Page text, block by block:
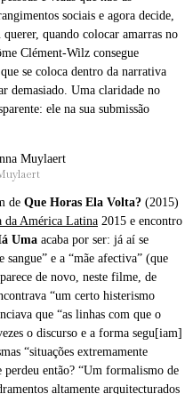
sociais e agora decide,
quando colocar amarras no
Clément-Wilz consegue
se coloca dentro da narrativa
demasiado. Uma claridade no
ele na sua submissão
de Que Horas Ela Volta? (2015)
da América Latina 2015 e encontro
Uma acaba por ser: já aí se
sangue” e a “mãe afectiva” (que
de novo, neste filme, de
“um certo histerismo
que “as linhas com que o
o discurso e a forma segu[iam]
“situações extremamente
perdeu então? “Um formalismo de
altamente arquitecturados